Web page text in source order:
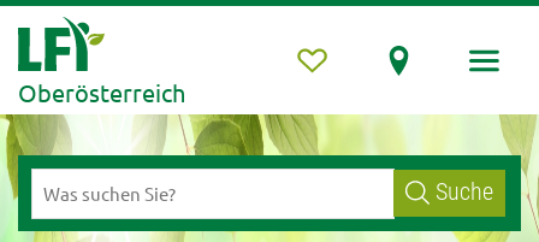
Oberösterreich
Suche